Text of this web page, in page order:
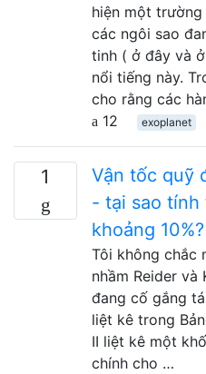
hiện một
các ngôi sao
tinh ( ở đây và
nổi tiếng này.
cho rằng các
12
exoplanet
1
Vận tốc quỹ
- tại sao tính
khoảng 10%?
Tôi không chắc
nhầm Reider và
đang cố gắng
liệt kê trong
II liệt kê một
chính cho …